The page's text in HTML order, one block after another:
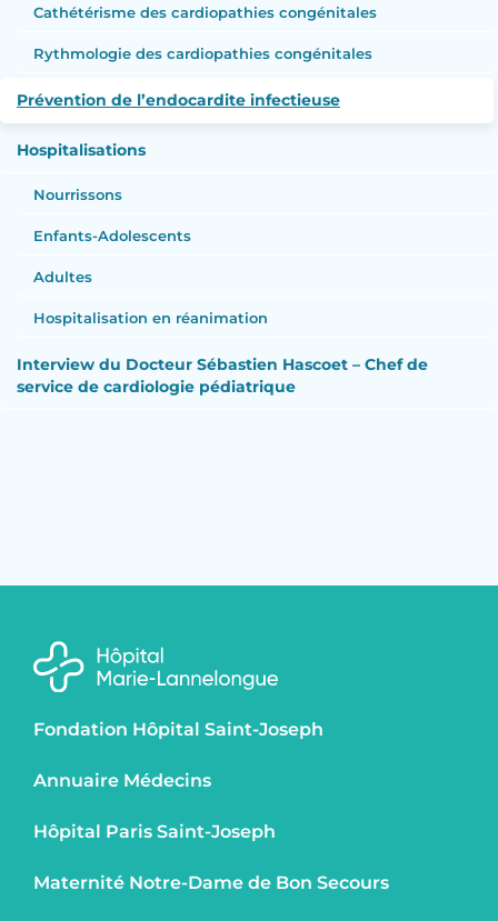
Cathétérisme des cardiopathies congénitales
Rythmologie des cardiopathies congénitales
Prévention de l’endocardite infectieuse
Hospitalisations
Nourrissons
Enfants-Adolescents
Adultes
Hospitalisation en réanimation
Interview du Docteur Sébastien Hascoet – Chef de
service de cardiologie pédiatrique
Fondation Hôpital Saint-Joseph
Annuaire Médecins
Hôpital Paris Saint-Joseph
Maternité Notre-Dame de Bon Secours